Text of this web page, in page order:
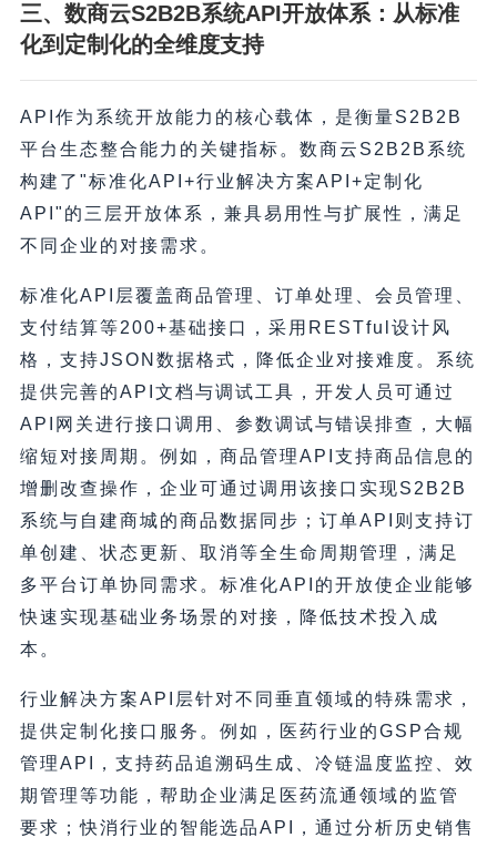
三、数商云S2B2B系统API开放体系：从标准
化到定制化的全维度支持
API作为系统开放能力的核心载体，是衡量S2B2B
平台生态整合能力的关键指标。数商云S2B2B系统
构建了"标准化API+行业解决方案API+定制化
API"的三层开放体系，兼具易用性与扩展性，满足
不同企业的对接需求。
标准化API层覆盖商品管理、订单处理、会员管理、
支付结算等200+基础接口，采用RESTful设计风
格，支持JSON数据格式，降低企业对接难度。系统
提供完善的API文档与调试工具，开发人员可通过
API网关进行接口调用、参数调试与错误排查，大幅
缩短对接周期。例如，商品管理API支持商品信息的
增删改查操作，企业可通过调用该接口实现S2B2B
系统与自建商城的商品数据同步；订单API则支持订
单创建、状态更新、取消等全生命周期管理，满足
多平台订单协同需求。标准化API的开放使企业能够
快速实现基础业务场景的对接，降低技术投入成
本。
行业解决方案API层针对不同垂直领域的特殊需求，
提供定制化接口服务。例如，医药行业的GSP合规
管理API，支持药品追溯码生成、冷链温度监控、效
期管理等功能，帮助企业满足医药流通领域的监管
要求；快消行业的智能选品API，通过分析历史销售